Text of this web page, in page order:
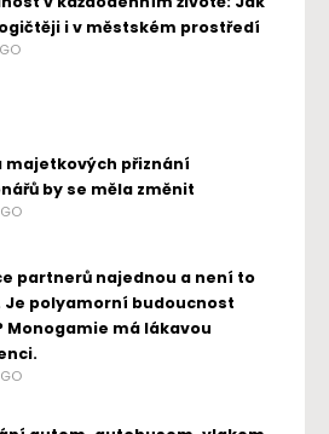
i v městském prostředí
majetkových přiznání
by se měla změnit
partnerů najednou a není to
Je polyamorní budoucnost
Monogamie má lákavou